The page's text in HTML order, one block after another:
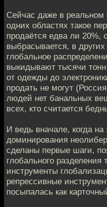
Сейчас даже в реальном
одних областях такое
продаётся едва ли 20%,
выбрасывается, в
глобальное
выкидывают тысячи
от одежды до
продать не могут
людей нет банальных
всех, кто считается
И ведь вначале, когда
доминирования
сделаны первые шаги,
глобального
инструменты
репрессивные
посыпалась как